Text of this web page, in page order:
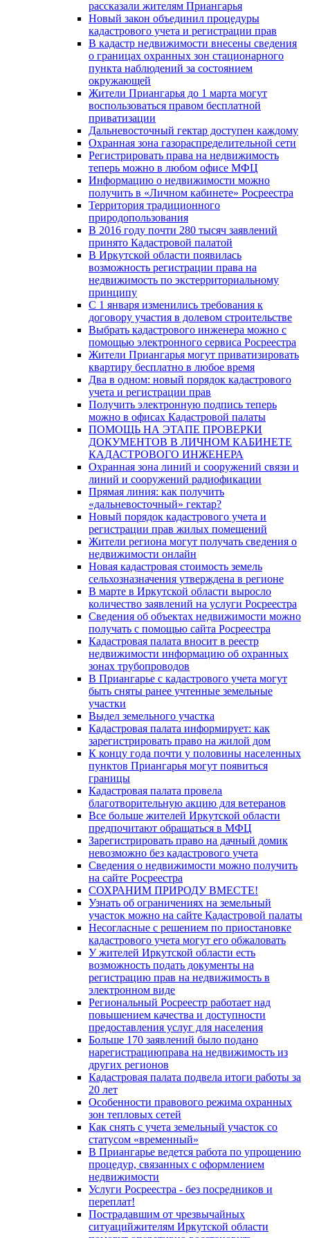
рассказали жителям Приангарья
Новый закон объединил процедуры
кадастрового учета и регистрации прав
В кадастр недвижимости внесены сведения
о границах охранных зон стационарного
пункта наблюдений за состоянием
окружающей
Жители Приангарья до 1 марта могут
воспользоваться правом бесплатной
приватизации
Дальневосточный гектар доступен каждому
Охранная зона газораспределительной сети
Регистрировать права на недвижимость
теперь можно в любом офисе МФЦ
Информацию о недвижимости можно
получить в «Личном кабинете» Росреестра
Территория традиционного
природопользования
В 2016 году почти 280 тысяч заявлений
принято Кадастровой палатой
В Иркутской области появилась
возможность регистрации права на
недвижимость по экстерриториальному
принципу
C 1 января изменились требования к
договору участия в долевом строительстве
Выбрать кадастрового инженера можно с
помощью электронного сервиса Росреестра
Жители Приангарья могут приватизировать
квартиру бесплатно в любое время
Два в одном: новый порядок кадастрового
учета и регистрации прав
Получить электронную подпись теперь
можно в офисах Кадастровой палаты
ПОМОЩЬ НА ЭТАПЕ ПРОВЕРКИ
ДОКУМЕНТОВ В ЛИЧНОМ КАБИНЕТЕ
КАДАСТРОВОГО ИНЖЕНЕРА
Охранная зона линий и сооружений связи и
линий и сооружений радиофикации
Прямая линия: как получить
«дальневосточный» гектар?
Новый порядок кадастрового учета и
регистрации прав жилых помещений
Жители региона могут получать сведения о
недвижимости онлайн
Новая кадастровая стоимость земель
сельхозназначения утверждена в регионе
В марте в Иркутской области выросло
количество заявлений на услуги Росреестра
Сведения об объектах недвижимости можно
получать с помощью сайта Росреестра
Кадастровая палата вносит в реестр
недвижимости информацию об охранных
зонах трубопроводов
В Приангарье с кадастрового учета могут
быть сняты ранее учтенные земельные
участки
Выдел земельного участка
Кадастровая палата информирует: как
зарегистрировать право на жилой дом
К концу года почти у половины населенных
пунктов Приангарья могут появиться
границы
Кадастровая палата провела
благотворительную акцию для ветеранов
Все больше жителей Иркутской области
предпочитают обращаться в МФЦ
Зарегистрировать право на дачный домик
невозможно без кадастрового учета
Сведения о недвижимости можно получить
на сайте Росреестра
СОХРАНИМ ПРИРОДУ ВМЕСТЕ!
Узнать об ограничениях на земельный
участок можно на сайте Кадастровой палаты
Несогласные с решением по приостановке
кадастрового учета могут его обжаловать
У жителей Иркутской области есть
возможность подать документы на
регистрацию прав на недвижимость в
электронном виде
Региональный Росреестр работает над
повышением качества и доступности
предоставления услуг для населения
Больше 170 заявлений было подано
нарегистрациюправа на недвижимость из
других регионов
Кадастровая палата подвела итоги работы за
20 лет
Особенности правового режима охранных
зон тепловых сетей
Как снять с учета земельный участок со
статусом «временный»
В Приангарье ведется работа по упрощению
процедур, связанных с оформлением
недвижимости
Услуги Росреестра - без посредников и
переплат!
Пострадавшим от чрезвычайных
ситуацийжителям Иркутской области